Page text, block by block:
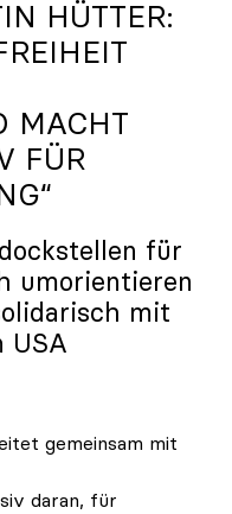
HÜTTER:
MACHT
FÜR
für
umorientieren
mit
USA
gemeinsam mit
daran, für